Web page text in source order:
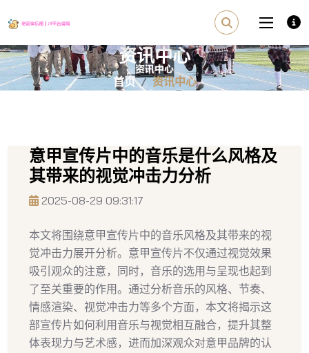
资讯中心
首页 资讯中心
意甲宣传片中的音乐是什么风格及
其带来的视觉冲击力分析
2025-08-29 09:31:17
本文将围绕意甲宣传片中的音乐风格及其带来的视
觉冲击力展开分析。意甲宣传片不仅通过视觉效果
吸引观众的注意，同时，音乐的选用与呈现也起到
了至关重要的作用。通过分析音乐的风格、节奏、
情感渲染、视觉冲击力等多个方面，本文将揭示这
部宣传片如何利用音乐与视觉相互融合，提升其整
体表现力与艺术感，进而加深观众对意甲品牌的认